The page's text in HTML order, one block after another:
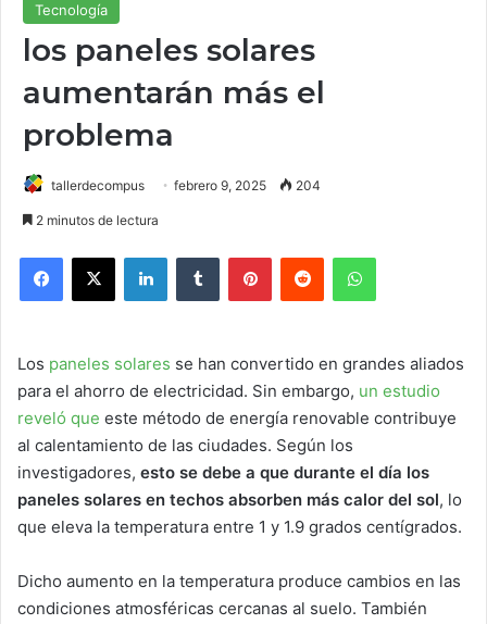
Tecnología
los paneles solares
aumentarán más el
problema
tallerdecompus febrero 9, 2025 204
2 minutos de lectura
Los paneles solares se han convertido en grandes aliados
para el ahorro de electricidad. Sin embargo, un estudio
reveló que este método de energía renovable contribuye
al calentamiento de las ciudades. Según los
investigadores, esto se debe a que durante el día los
paneles solares en techos absorben más calor del sol, lo
que eleva la temperatura entre 1 y 1.9 grados centígrados.
Dicho aumento en la temperatura produce cambios en las
condiciones atmosféricas cercanas al suelo. También